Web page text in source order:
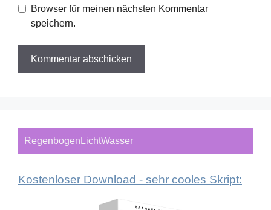
Browser für meinen nächsten Kommentar
speichern.
RegenbogenLichtWasser
Kostenloser Download - sehr cooles Skript: